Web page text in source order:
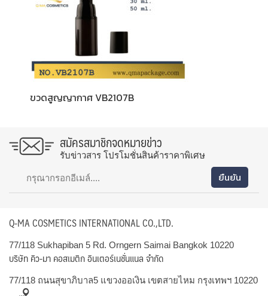
ขวดสูญญากาศ VB2107B
สมัครสมาชิกจดหมายข่าว
รับข่าวสาร โปรโมชั่นสินค้าราคาพิเศษ
Q-MA COSMETICS INTERNATIONAL CO.,LTD.
77/118 Sukhapiban 5 Rd. Orngern Saimai Bangkok 10220
บริษัท คิว-มา คอสเมติก อินเตอร์เนชั่นแนล จำกัด
77/118 ถนนสุขาภิบาล5 แขวงออเงิน เขตสายไหม กรุงเทพฯ 10220